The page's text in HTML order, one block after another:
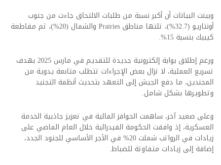
وبينت البيانات أن أكبر نسبة من طلبات الالتحاق جاءت من جنوب
أونتاريو (32.7%)، تلتها مناطق Prairies والشمال (20%)، ثم مقاطعة
كيبيك بنسبة 15%.
ورغم إطلاق بوابة إلكترونية جديدة للتقديم في مارس 2025 بهدف
تسريع العملية، لا تزال بعض الإجراءات تتطلب متابعة يدوية من
المجندين، ما دفع الجيش إلى التعهد بتحديث أنظمة التجنيد
وتطويرها بشكل شامل.
وعلى صعيد آخر، ساهمت الحوافز المالية في تعزيز جاذبية الخدمة
العسكرية، إذ وافقت الحكومة الفيدرالية خلال العام الماضي على
زيادات في الرواتب شملت 20% في الأجر الأساسي للجنود الجدد،
إضافة إلى زيادات متفاوتة للضباط.